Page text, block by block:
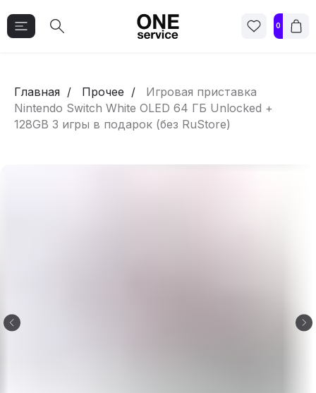
0
Главная Прочее
Игровая приставка
Nintendo Switch White OLED 64 ГБ Unlocked +
128GB 3 игры в подарок (без RuStore)